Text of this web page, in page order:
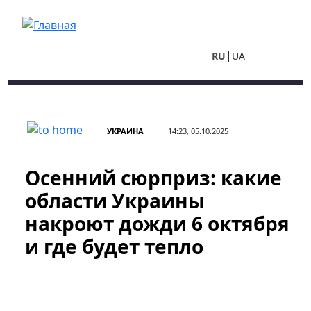
RU UA
УКРАИНА 14:23, 05.10.2025
Осенний сюрприз: какие
области Украины
накроют дожди 6 октября
и где будет тепло